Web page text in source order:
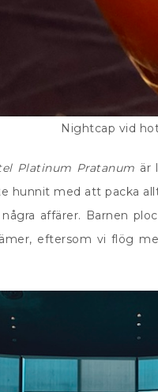
Nightcap vid
Platinum Pratanum är
hunnit med att packa
affärer. Barnen
eftersom vi flög